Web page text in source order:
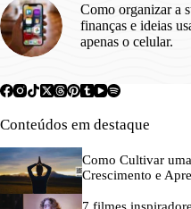
Como organizar a
finanças e ideias
apenas o celular.
Conteúdos em destaque
Como Cultivar
Crescimento e
7 filmes